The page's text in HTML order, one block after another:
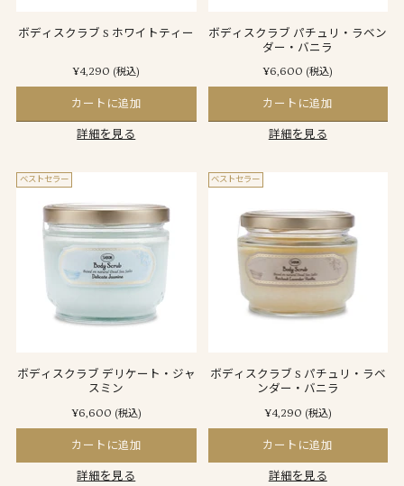
ボディスクラブ S ホワイトティー
¥4,290 (税込)
カートに追加
詳細を見る
ボディスクラブ パチュリ・ラベン
ダー・バニラ
¥6,600 (税込)
カートに追加
詳細を見る
ベストセラー
ボディスクラブ デリケート・ジャ
スミン
¥6,600 (税込)
カートに追加
詳細を見る
ベストセラー
ボディスクラブ S パチュリ・ラベ
ンダー・バニラ
¥4,290 (税込)
カートに追加
詳細を見る